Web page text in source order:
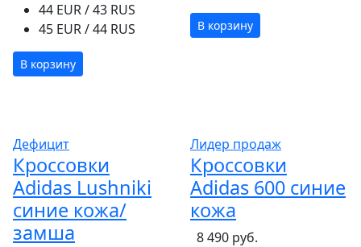
44 EUR / 43 RUS
45 EUR / 44 RUS
В корзину
В корзину
Дефицит
Кроссовки
Adidas Lushniki
синие кожа/
замша
Лидер продаж
Кроссовки
Adidas 600 синие
кожа
8 490 руб.